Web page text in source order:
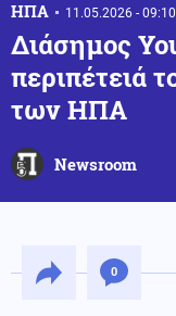
ΗΠΑ 11.05.2026 - 09:10
Διάσημος
περιπέτειά
των ΗΠΑ
Newsroom
0